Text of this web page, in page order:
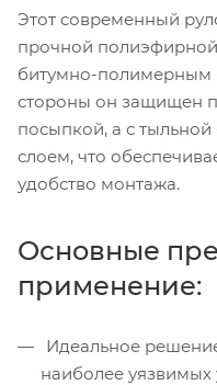
Этот современный
прочной
битумно-полимерным
стороны он защищен
посыпкой, а с
слоем, что
удобство монтажа.
Основные
применение:
Идеальное
наиболее уязвимых